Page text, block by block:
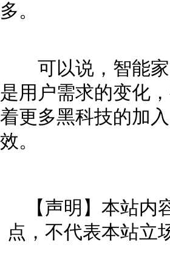
多。
可以说，智能家
是用户需求的变化
着更多黑科技的加
效。
【声明】本站
点，不代表本站立